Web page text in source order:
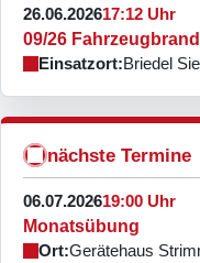
26.06.202617:12 Uhr
09/26
Einsatzort:Briedel
nächste Termine
06.07.202619:00 Uhr
Monatsübung
Ort:Gerätehaus